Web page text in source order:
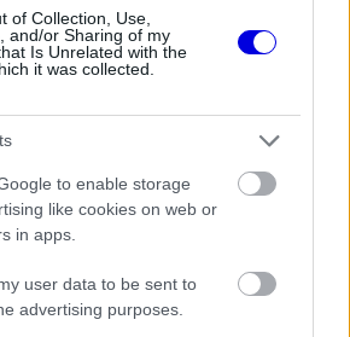
of Collection, Use,
and/or Sharing of my
Is Unrelated with the
it was collected.
to enable storage
like cookies on web or
in apps.
user data to be sent to
advertising purposes.
a SiriusXM csatornának
elismerte, hogy nagyon közel
meg akartam verni. Már
volna az öklömet, ám
figyelmeztettek, hogy a
hosszú távú következményei
nézve, így kénytelen voltam